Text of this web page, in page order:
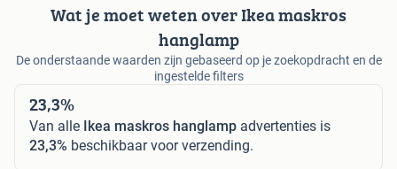
Wat je moet weten over Ikea maskros
hanglamp
De onderstaande waarden zijn gebaseerd op je zoekopdracht en de
ingestelde filters
23,3%
Van alle Ikea maskros hanglamp advertenties is
23,3% beschikbaar voor verzending.